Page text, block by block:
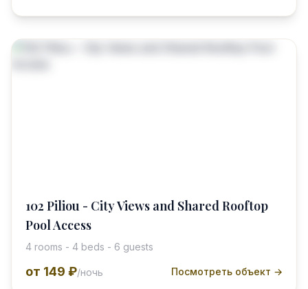
102 Piliou - City Views and Shared Rooftop
Pool Access
4 rooms - 4 beds - 6 guests
от 149 ₽/ночь Посмотреть объект →